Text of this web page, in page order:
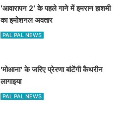
'आवारापन 2' के पहले गाने में इमरान हाशमी
का इमोशनल अवतार
PAL PAL NEWS
'मोआना' के जरिए प्रेरणा बांटेंगी कैथरीन
लागाइया
PAL PAL NEWS